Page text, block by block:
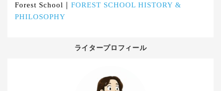
Forest School｜ FOREST SCHOOL HISTORY &
PHILOSOPHY
ライタープロフィール